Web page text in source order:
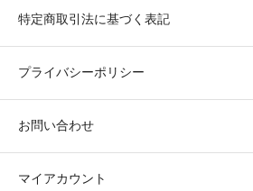
特定商取引法に基づく表記
プライバシーポリシー
お問い合わせ
マイアカウント